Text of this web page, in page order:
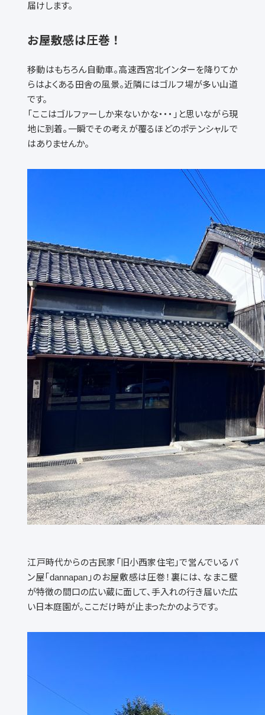
届けします。
お屋敷感は圧巻！
移動はもちろん自動車。高速西宮北インターを降りてか
らはよくある田舎の風景。近隣にはゴルフ場が多い山道
です。
「ここはゴルファーしか来ないかな・・・」と思いながら現
地に到着。一瞬でその考えが覆るほどのポテンシャルで
はありませんか。
江戸時代からの古民家「旧小西家住宅」で営んでいるパ
ン屋「dannapan」のお屋敷感は圧巻！裏には、なまこ壁
が特徴の間口の広い蔵に面して、手入れの行き届いた広
い日本庭園が。ここだけ時が止まったかのようです。